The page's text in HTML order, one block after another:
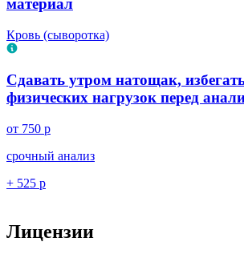
материал
Кровь (сыворотка)
Сдавать утром натощак,
физических нагрузок перед
от 750 р
срочный анализ
+ 525 р
Лицензии